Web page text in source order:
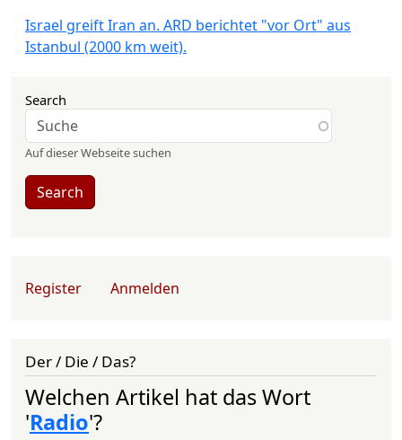
Israel greift Iran an. ARD berichtet "vor Ort" aus
Istanbul (2000 km weit).
Search
Auf dieser Webseite suchen
Search
User account menu
Register Anmelden
Der / Die / Das?
Welchen Artikel hat das Wort
'Radio'?